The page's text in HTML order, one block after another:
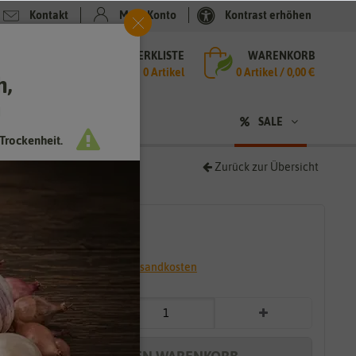
Kontakt Mein Konto Kontrast erhöhen
MERKLISTE
0 Artikel
WARENKORB
0Artikel /0,00 €
SALE
Zurück zur Übersicht
* inkl. 7% MwSt. zzgl. Versandkosten